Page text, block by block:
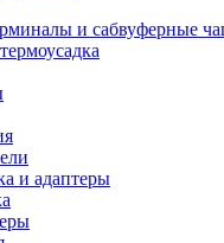
и сабвуферные
и адаптеры